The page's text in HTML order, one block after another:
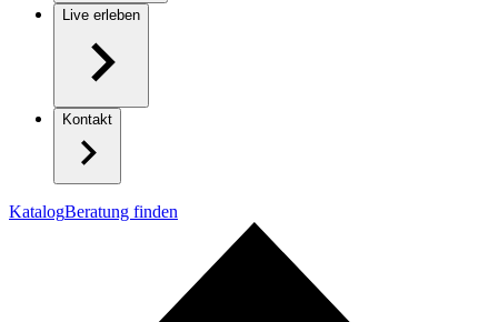
Live erleben
Kontakt
KatalogBeratung finden